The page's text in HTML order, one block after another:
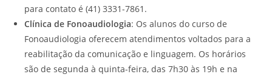
para contato é (41) 3331-7861.
Clínica de Fonoaudiologia: Os alunos do curso de
Fonoaudiologia oferecem atendimentos voltados para a
reabilitação da comunicação e linguagem. Os horários
são de segunda à quinta-feira, das 7h30 às 19h e na